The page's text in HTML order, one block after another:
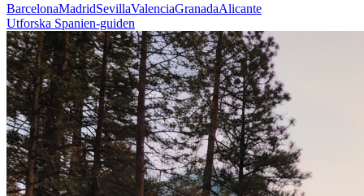
BarcelonaMadridSevillaValenciaGranadaAlicante
Utforska Spanien-guiden